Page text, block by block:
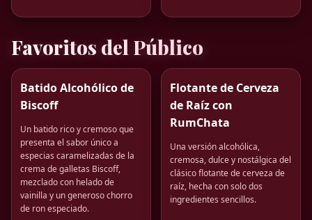
Favoritos del Público
Batido Alcohólico de
Biscoff
Un batido rico y cremoso que
presenta el sabor único a
especias caramelizadas de la
crema de galletas Biscoff,
mezclado con helado de
vainilla y un generoso chorro
de ron especiado.
Flotante de Cerveza
de Raíz con
RumChata
Una versión alcohólica,
cremosa, dulce y nostálgica del
clásico flotante de cerveza de
raíz, hecha con solo dos
ingredientes sencillos.